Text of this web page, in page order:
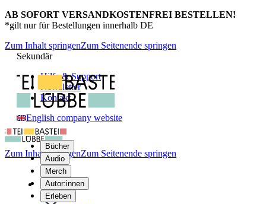
AB SOFORT VERSANDKOSTENFREI BESTELLEN!
*gilt nur für Bestellungen innerhalb DE
Zum Inhalt springenZum Seitenende springen
Sekundär
Hilfe & Support
Newsletter
Kontakt
English company website
Bücher
Audio
Merch
Autor:innen
Erleben
Zum Inhalt springenZum Seitenende springen